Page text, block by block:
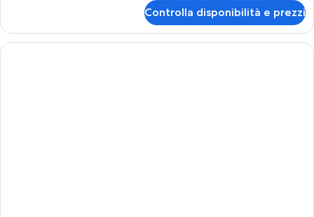
uso
singolo
Controlla disponibilità e prezzi